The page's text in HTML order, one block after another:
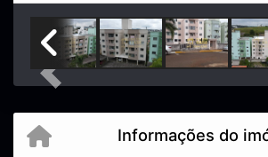
Previous
Informações do